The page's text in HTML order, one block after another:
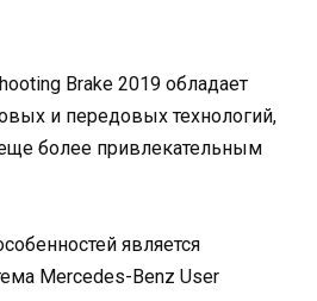
Brake 2019 обладает
и передовых технологий,
более привлекательным
является
Mercedes-Benz User